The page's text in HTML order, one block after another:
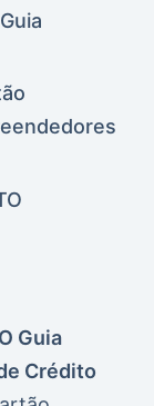
Guia
Crédito